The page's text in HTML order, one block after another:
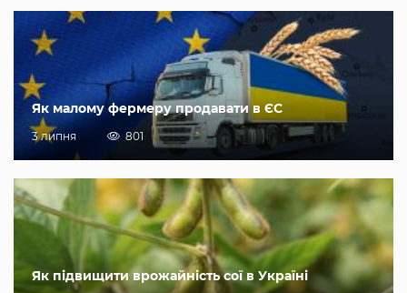
Як малому фермеру продавати в ЄС
3 липня 801
Як підвищити врожайність сої в Україні